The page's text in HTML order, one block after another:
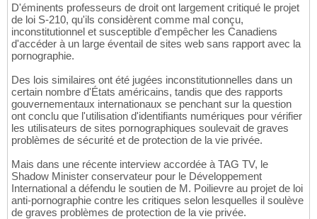
D'éminents professeurs de droit ont largement critiqué le projet
de loi S-210, qu'ils considèrent comme mal conçu,
inconstitutionnel et susceptible d'empêcher les Canadiens
d'accéder à un large éventail de sites web sans rapport avec la
pornographie.
Des lois similaires ont été jugées inconstitutionnelles dans un
certain nombre d'États américains, tandis que des rapports
gouvernementaux internationaux se penchant sur la question
ont conclu que l'utilisation d'identifiants numériques pour vérifier
les utilisateurs de sites pornographiques soulevait de graves
problèmes de sécurité et de protection de la vie privée.
Mais dans une récente interview accordée à TAG TV, le
Shadow Minister conservateur pour le Développement
International a défendu le soutien de M. Poilievre au projet de loi
anti-pornographie contre les critiques selon lesquelles il soulève
de graves problèmes de protection de la vie privée.